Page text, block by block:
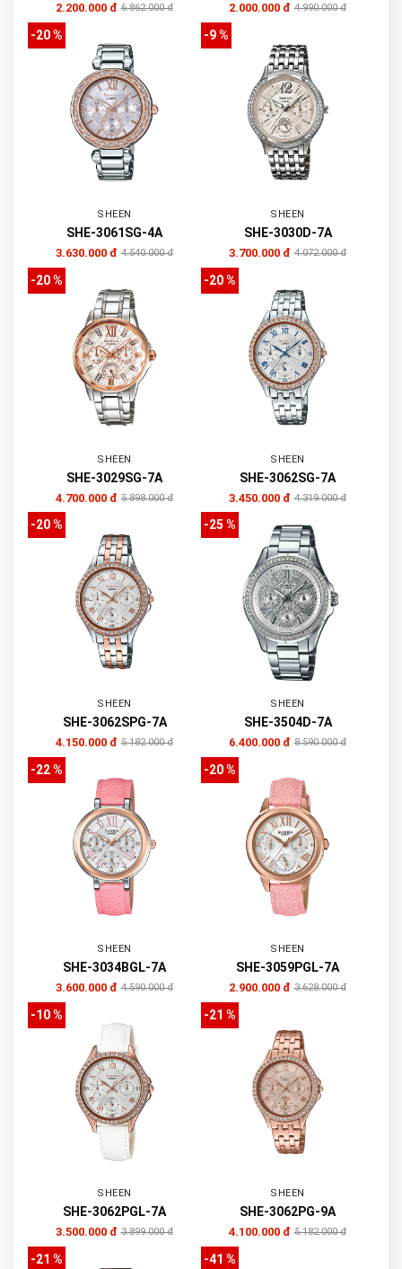
2.200.000 đ 6.862.000 đ 2.000.000 đ 4.990.000 đ
-20 %
SHEEN
SHE-3061SG-4A
3.630.000 đ 4.540.000 đ
-9 %
SHEEN
SHE-3030D-7A
3.700.000 đ 4.072.000 đ
-20 %
SHEEN
SHE-3029SG-7A
4.700.000 đ 5.898.000 đ
-20 %
SHEEN
SHE-3062SG-7A
3.450.000 đ 4.319.000 đ
-20 %
SHEEN
SHE-3062SPG-7A
4.150.000 đ 5.182.000 đ
-25 %
SHEEN
SHE-3504D-7A
6.400.000 đ 8.590.000 đ
-22 %
SHEEN
SHE-3034BGL-7A
3.600.000 đ 4.590.000 đ
-20 %
SHEEN
SHE-3059PGL-7A
2.900.000 đ 3.628.000 đ
-10 %
SHEEN
SHE-3062PGL-7A
3.500.000 đ 3.899.000 đ
-21 %
SHEEN
SHE-3062PG-9A
4.100.000 đ 5.182.000 đ
-21 % -41 %